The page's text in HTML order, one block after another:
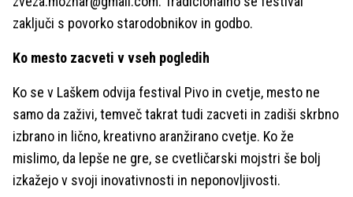
zaključi s povorko starodobnikov in godbo.
Ko mesto zacveti v vseh pogledih
Ko se v Laškem odvija festival Pivo in cvetje, mesto ne
samo da zaživi, temveč takrat tudi zacveti in zadiši skrbno
izbrano in lično, kreativno aranžirano cvetje. Ko že
mislimo, da lepše ne gre, se cvetličarski mojstri še bolj
izkažejo v svoji inovativnosti in neponovljivosti.